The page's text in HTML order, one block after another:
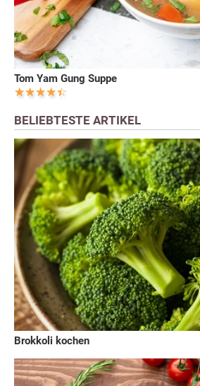
Tom Yam Gung Suppe
BELIEBTESTE ARTIKEL
Brokkoli kochen